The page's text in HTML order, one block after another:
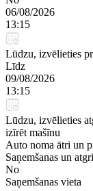
06/08/2026
13:15
Lūdzu, izvēlieties
Līdz
09/08/2026
13:15
Lūdzu, izvēlieties
izīrēt mašīnu
Auto noma ātri un
Saņemšanas un
No
Saņemšanas vieta